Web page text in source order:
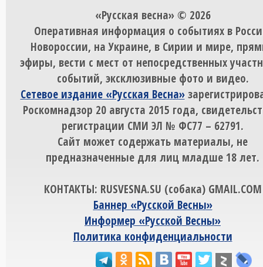
«Русская весна» © 2026
Оперативная информация о событиях в
Новороссии, на Украине, в Сирии и мире,
эфиры, вести с мест от непосредственных
событий, эксклюзивные фото и видео.
Сетевое издание «Русская Весна»
Роскомнадзор 20 августа 2015 года,
регистрации СМИ ЭЛ № ФС77 – 62791.
Сайт может содержать материалы, не
предназначенные для лиц младше 18 лет.
КОНТАКТЫ: RUSVESNA.SU (собака) GMAIL.COM
Баннер «Русской Весны»
Информер «Русской Весны»
Политика конфиденциальности